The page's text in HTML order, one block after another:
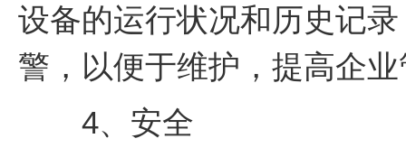
设备的运行状况和历史记
警，以便于维护，提高企
4、安全